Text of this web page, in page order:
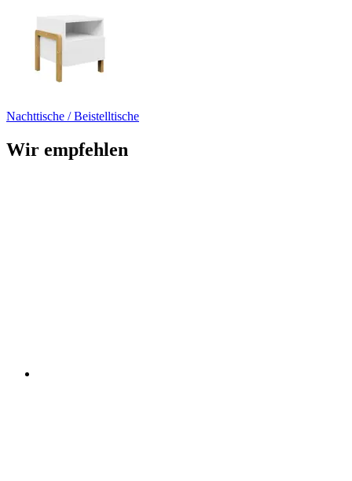
Nachttische / Beistelltische
Wir empfehlen